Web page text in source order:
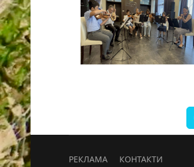
РЕКЛАМА КОНТАКТИ